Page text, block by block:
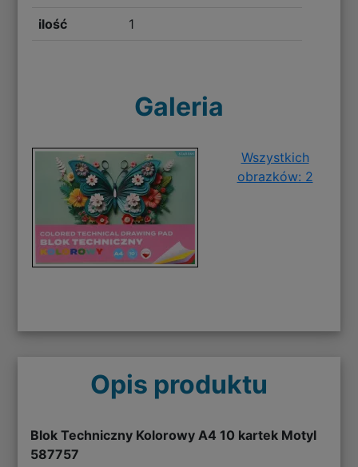
ilość 1
Galeria
Wszystkich
obrazków: 2
Opis produktu
Blok Techniczny Kolorowy A4 10 kartek Motyl
587757